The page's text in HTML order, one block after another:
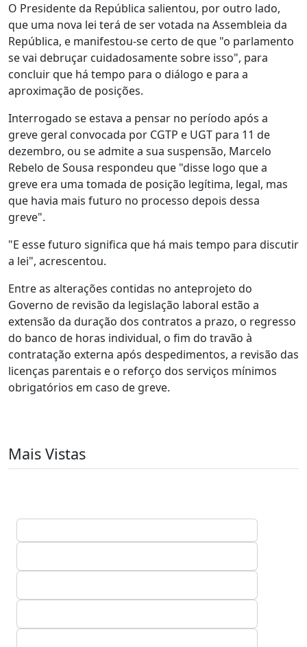
O Presidente da República salientou, por outro lado,
que uma nova lei terá de ser votada na Assembleia da
República, e manifestou-se certo de que "o parlamento
se vai debruçar cuidadosamente sobre isso", para
concluir que há tempo para o diálogo e para a
aproximação de posições.
Interrogado se estava a pensar no período após a
greve geral convocada por CGTP e UGT para 11 de
dezembro, ou se admite a sua suspensão, Marcelo
Rebelo de Sousa respondeu que "disse logo que a
greve era uma tomada de posição legítima, legal, mas
que havia mais futuro no processo depois dessa
greve".
"E esse futuro significa que há mais tempo para discutir
a lei", acrescentou.
Entre as alterações contidas no anteprojeto do
Governo de revisão da legislação laboral estão a
extensão da duração dos contratos a prazo, o regresso
do banco de horas individual, o fim do travão à
contratação externa após despedimentos, a revisão das
licenças parentais e o reforço dos serviços mínimos
obrigatórios em caso de greve.
Mais Vistas